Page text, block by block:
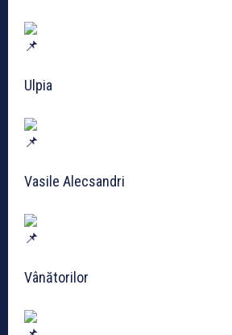
Ulpia
Vasile Alecsandri
Vânătorilor